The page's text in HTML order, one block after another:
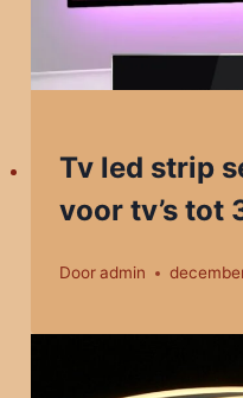
Tv led strip
voor tv’s tot
Door admin